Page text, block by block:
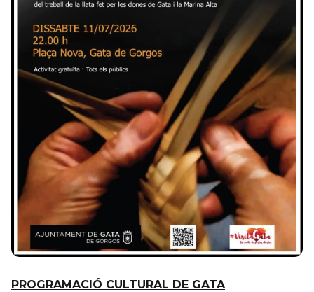
PROGRAMACIÓ CULTURAL DE GATA